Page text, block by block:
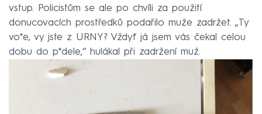
vstup. Policistům se ale po chvíli za použití
donucovacích prostředků podařilo muže zadržet. „Ty
vo*e, vy jste z URNY? Vždyť já jsem vás čekal celou
dobu do p*dele,“ hulákal při zadržení muž.